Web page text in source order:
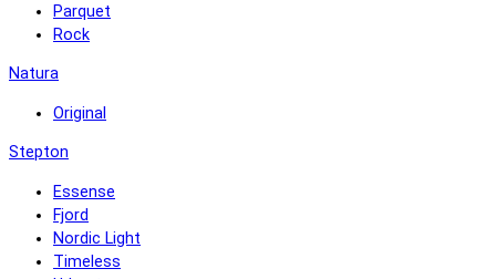
Parquet
Rock
Natura
Original
Stepton
Essense
Fjord
Nordic Light
Timeless